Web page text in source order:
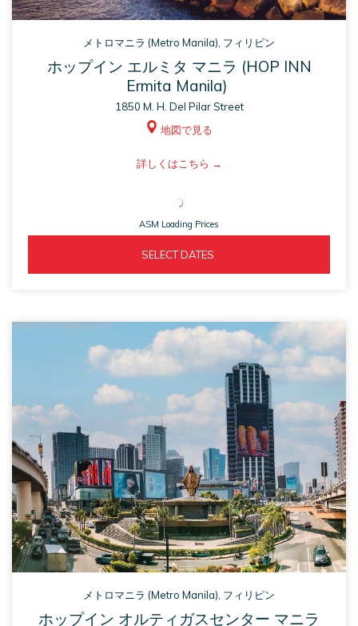
メトロマニラ (Metro Manila), フィリピン
ホップイン エルミタ マニラ (HOP INN
Ermita Manila)
1850 M. H. Del Pilar Street
地図で見る
詳しくはこちら
ASM
a
new
tab
ASM Loading Prices
  SELECT DATES
OPENS
A
NEW
TAB
メトロマニラ (Metro Manila), フィリピン
ホップイン オルティガスセンター マニラ